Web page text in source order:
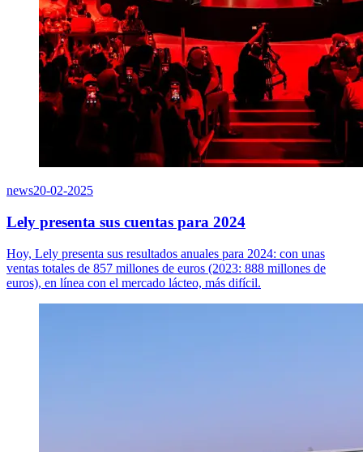
news20-02-2025
Lely presenta sus cuentas para 2024
Hoy, Lely presenta sus resultados anuales para 2024: con unas
ventas totales de 857 millones de euros (2023: 888 millones de
euros), en línea con el mercado lácteo, más difícil.